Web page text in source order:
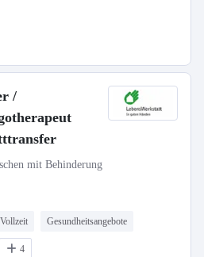
/
mit Behinderung
Vollzeit Gesundheitsangebote
4